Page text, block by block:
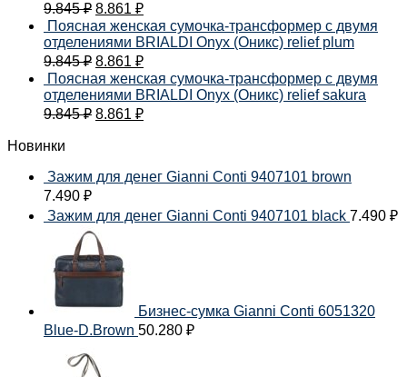
9.845₽ 8.861 ₽
Поясная женская сумочка-трансформер с двумя
отделениями BRIALDI Onyx (Оникс) relief plum
9.845₽ 8.861 ₽
Поясная женская сумочка-трансформер с двумя
отделениями BRIALDI Onyx (Оникс) relief sakura
9.845₽ 8.861 ₽
Новинки
Зажим для денег Gianni Conti 9407101 brown
7.490 ₽
Зажим для денег Gianni Conti 9407101 black 7.490 ₽
Бизнес-сумка Gianni Conti 6051320
Blue-D.Brown 50.280 ₽